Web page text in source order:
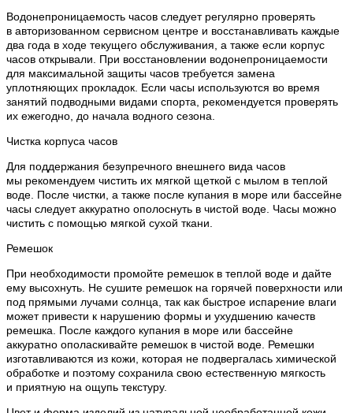
Водонепроницаемость часов следует регулярно проверять
в авторизованном сервисном центре и восстанавливать каждые
два года в ходе текущего обслуживания, а также если корпус
часов открывали. При восстановлении водонепроницаемости
для максимальной защиты часов требуется замена
уплотняющих прокладок. Если часы используются во время
занятий подводными видами спорта, рекомендуется проверять
их ежегодно, до начала водного сезона.
Чистка корпуса часов
Для поддержания безупречного внешнего вида часов
мы рекомендуем чистить их мягкой щеткой с мылом в теплой
воде. После чистки, а также после купания в море или бассейне
часы следует аккуратно ополоснуть в чистой воде. Часы можно
чистить с помощью мягкой сухой ткани.
Ремешок
При необходимости промойте ремешок в теплой воде и дайте
ему высохнуть. Не сушите ремешок на горячей поверхности или
под прямыми лучами солнца, так как быстрое испарение влаги
может привести к нарушению формы и ухудшению качеств
ремешка. После каждого купания в море или бассейне
аккуратно ополаскивайте ремешок в чистой воде. Ремешки
изготавливаются из кожи, которая не подвергалась химической
обработке и поэтому сохранила свою естественную мягкость
и приятную на ощупь текстуру.